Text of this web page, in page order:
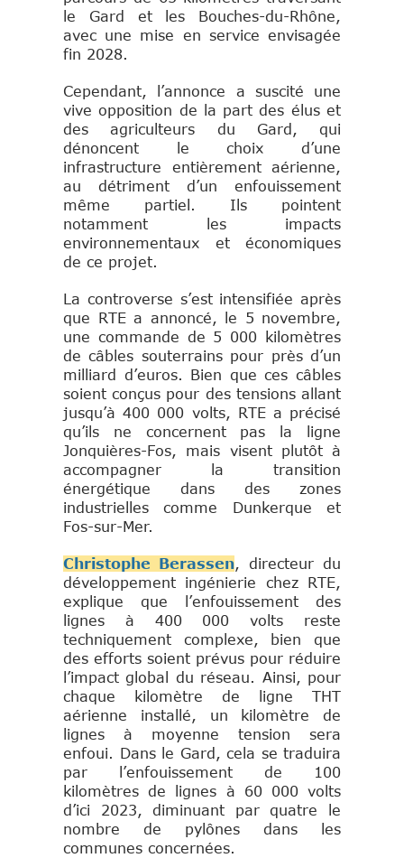
le Gard et les Bouches-du-Rhône,
avec une mise en service envisagée
fin 2028.
Cependant, l’annonce a suscité une
vive opposition de la part des élus et
des agriculteurs du Gard, qui
dénoncent le choix d’une
infrastructure entièrement aérienne,
au détriment d’un enfouissement
même partiel. Ils pointent
notamment les impacts
environnementaux et économiques
de ce projet.
La controverse s’est intensifiée après
que RTE a annoncé, le 5 novembre,
une commande de 5 000 kilomètres
de câbles souterrains pour près d’un
milliard d’euros. Bien que ces câbles
soient conçus pour des tensions allant
jusqu’à 400 000 volts, RTE a précisé
qu’ils ne concernent pas la ligne
Jonquières-Fos, mais visent plutôt à
accompagner la transition
énergétique dans des zones
industrielles comme Dunkerque et
Fos-sur-Mer.
Christophe Berassen, directeur du
développement ingénierie chez RTE,
explique que l’enfouissement des
lignes à 400 000 volts reste
techniquement complexe, bien que
des efforts soient prévus pour réduire
l’impact global du réseau. Ainsi, pour
chaque kilomètre de ligne THT
aérienne installé, un kilomètre de
lignes à moyenne tension sera
enfoui. Dans le Gard, cela se traduira
par l’enfouissement de 100
kilomètres de lignes à 60 000 volts
d’ici 2023, diminuant par quatre le
nombre de pylônes dans les
communes concernées.